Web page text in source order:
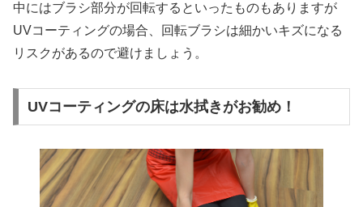
中にはブラシ部分が回転するといったものもありますが
UVコーティングの場合、回転ブラシは細かいキズになる
リスクがあるので避けましょう。
UVコーティングの床は水拭きがお勧め！